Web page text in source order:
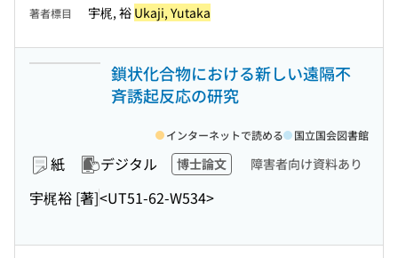
著者標目 宇梶, 裕 Ukaji, Yutaka
鎖状化合物における新しい遠隔不
斉誘起反応の研究
紙 デジタル 博士論文 障害者向け資料あり
宇梶裕 [著]<UT51-62-W534>
インターネットで読める 国立国会図書館